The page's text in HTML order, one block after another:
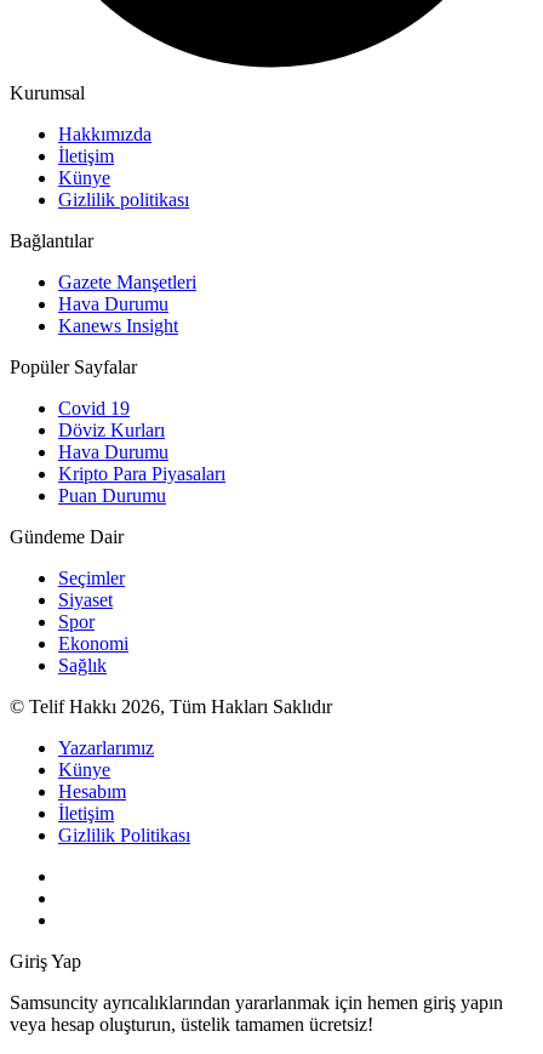
Kurumsal
Hakkımızda
İletişim
Künye
Gizlilik politikası
Bağlantılar
Gazete Manşetleri
Hava Durumu
Kanews Insight
Popüler Sayfalar
Covid 19
Döviz Kurları
Hava Durumu
Kripto Para Piyasaları
Puan Durumu
Gündeme Dair
Seçimler
Siyaset
Spor
Ekonomi
Sağlık
© Telif Hakkı 2026, Tüm Hakları Saklıdır
Yazarlarımız
Künye
Hesabım
İletişim
Gizlilik Politikası
Giriş Yap
Samsuncity ayrıcalıklarından yararlanmak için hemen giriş yapın
veya hesap oluşturun, üstelik tamamen ücretsiz!